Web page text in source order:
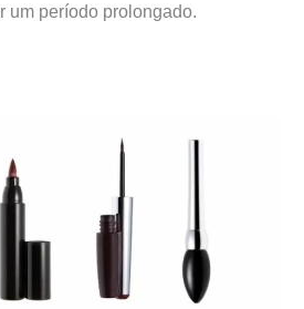
um período prolongado.